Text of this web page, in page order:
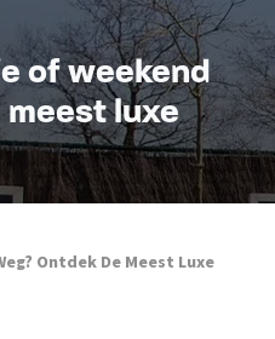
of weekend
meest luxe
Ontdek De Meest Luxe